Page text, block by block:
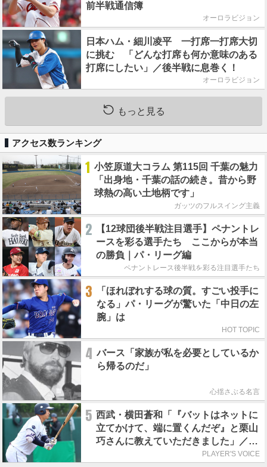
前半戦通信簿
オーロラビジョン
日本ハム・細川凌平 一打席一打席大切
に挑む 「どんな打席も何か意味のある
打席にしたい」／後半戦に息巻く！
オーロラビジョン
もっと見る
アクセス数ランキング
1 小笠原道大コラム 第115回 千葉の魅力
「出身地・千葉の話の続き。昔から野
球熱の高い土地柄です」
ガッツのフルスイング主義
2
【12球団後半戦注目選手】ペナントレ
ースを彩る選手たち ここからが本当
の勝負｜パ・リーグ編
ペナントレース後半戦を彩る注目選手たち
3
「ほれぼれする球の質。すごい投手に
なる」パ・リーグが驚いた「中日の左
腕」は
HOT TOPIC
4 バース「家族が私を必要としているか
ら帰るのだ」
心揺さぶる名言
5 西武・横田蒼和「『バットはネットに
立てかけて、端に置くんだぞ』と栗山
巧さんに教えていただきました」／憧
PLAYER'S VOICE